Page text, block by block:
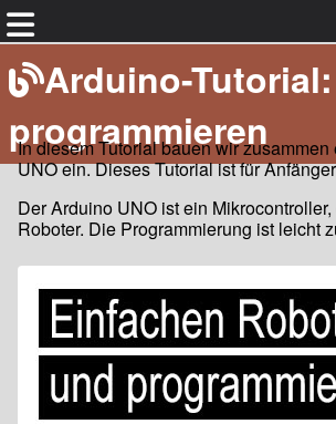
Startseite
Programmier-Blog
Unity & C#
Websprachen
Ohne Game Engine
Arduino & Roboter
Quizaufgaben
Über mich
Arduino-
programmieren
In diesem Tutorial bauen wir
UNO ein. Dieses Tutorial ist für
Der Arduino UNO ist ein
Roboter. Die Programmierung ist leicht